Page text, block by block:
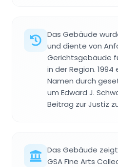
Das Gebäude
und diente von
Gerichtsgebäude
in der Region.
Namen durch
um Edward J.
Beitrag zur Justiz
Das Gebäude
GSA Fine Arts